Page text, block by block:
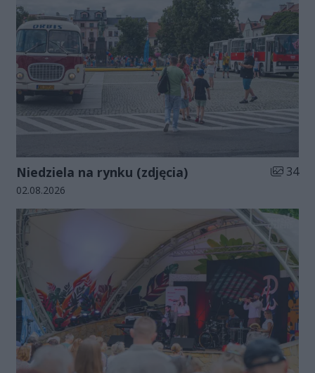
Niedziela na rynku (zdjęcia) Liczba
34
Data dodania galerii:
02.08.2026